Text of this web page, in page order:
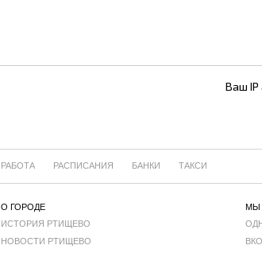
Ваш IP
РАБОТА РАСПИСАНИЯ БАНКИ ТАКСИ
О ГОРОДЕ
ИСТОРИЯ РТИЩЕВО
НОВОСТИ РТИЩЕВО
МЫ